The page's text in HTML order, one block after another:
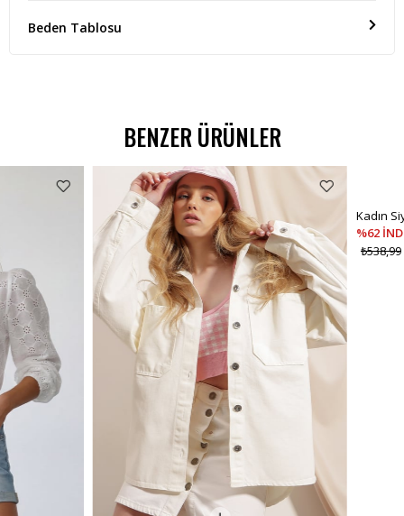
Beden Tablosu
BENZER ÜRÜNLER
%62 İNDİRİM
₺299,00
₺538,99